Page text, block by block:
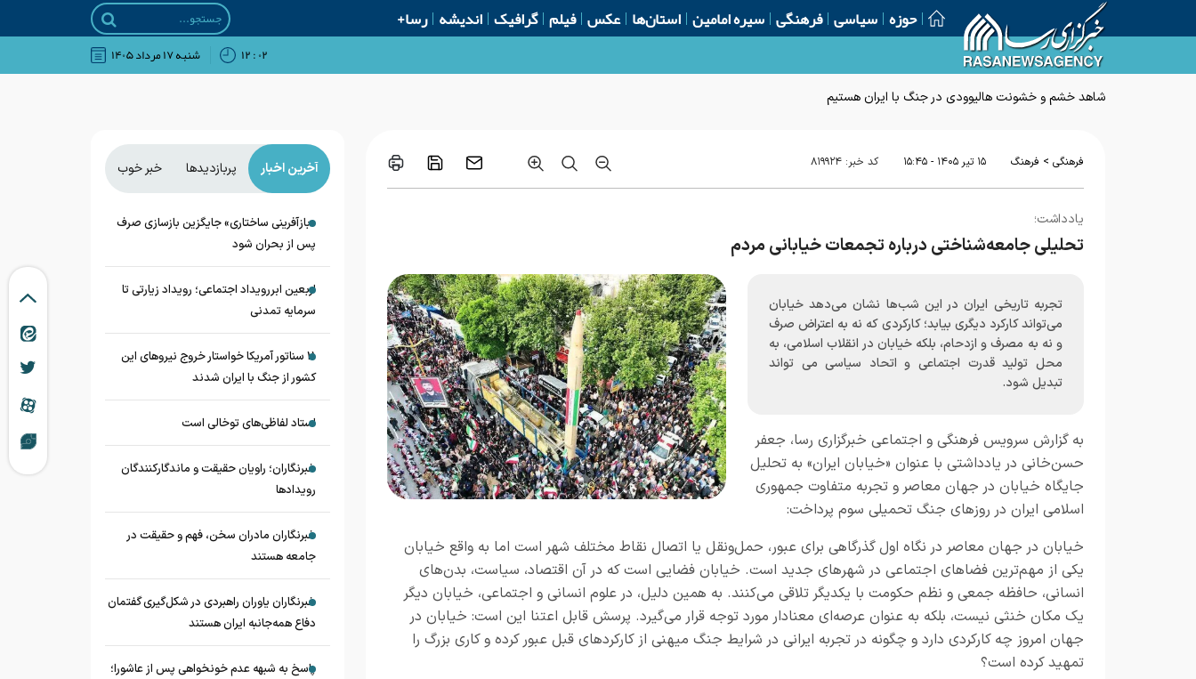
حوزه سیاسی فرهنگی سیره امامین استان‌ها عکس فیلم گرافیک اندیشه رسا+
۰۲ : ۱۲ شنبه ۱۷ مرداد ۱۴۰۵
شاهد خشم و خشونت هالیوودی در جنگ با ایران هستیم
فرهنگی > فرهنگ ۱۵ تير ۱۴۰۵ - ۱۵:۴۵ کد خبر: ۸۱۹۹۲۴
یادداشت؛
تحلیلی جامعه‌شناختی درباره تجمعات خیابانی مردم
تجربه تاریخی ایران در این شب‌ها نشان می‌دهد خیابان
می‌تواند کارکرد دیگری بیابد؛ کارکردی که نه به اعتراض صرف
و نه به مصرف و ازدحام، بلکه خیابان در انقلاب اسلامی، به
محل تولید قدرت اجتماعی و اتحاد سیاسی می تواند
تبدیل شود.
به گزارش سرویس فرهنگی و اجتماعی خبرگزاری رسا، جعفر
حسن‌خانی در یادداشتی با عنوان «خیابان ایران» به تحلیل
جایگاه خیابان در جهان معاصر و تجربه متفاوت جمهوری
اسلامی ایران در روزهای جنگ تحمیلی سوم پرداخت:
خیابان در جهان معاصر در نگاه اول گذرگاهی برای عبور، حمل‌ونقل یا اتصال نقاط مختلف شهر است اما به واقع خیابان
یکی از مهم‌ترین فضاهای اجتماعی در شهرهای جدید است. خیابان فضایی است که در آن اقتصاد، سیاست، بدن‌های
انسانی، حافظه جمعی و نظم حکومت با یکدیگر تلاقی می‌کنند. به همین دلیل، در علوم انسانی و اجتماعی، خیابان دیگر
یک مکان خنثی نیست، بلکه به عنوان عرصه‌ای معنادار مورد توجه قرار می‌گیرد. پرسش قابل اعتنا این است: خیابان در
جهان امروز چه کارکردی دارد و چگونه در تجربه ایرانی در شرایط جنگ میهنی از کارکردهای قبل عبور کرده و کاری بزرگ را
تمهید کرده است؟
آخرین اخبار پربازدیدها خبر خوب
«بازآفرینی ساختاری» جایگزین بازسازی صرف
پس از بحران شود
اربعین ابررویداد اجتماعی؛ رویداد زیارتی تا
سرمایه تمدنی
11 سناتور آمریکا خواستار خروج نیروهای این
کشور از جنگ با ایران شدند
استاد لفاظی‌های توخالی است
خبرنگاران؛ راویان حقیقت و ماندگارکنندگان
رویدادها
خبرنگاران مادران سخن، فهم و حقیقت در
جامعه هستند
خبرنگاران یاوران راهبردی در شکل‌گیری گفتمان
دفاع همه‌جانبه ایران هستند
پاسخ به شبهه عدم خونخواهی پس از عاشورا؛